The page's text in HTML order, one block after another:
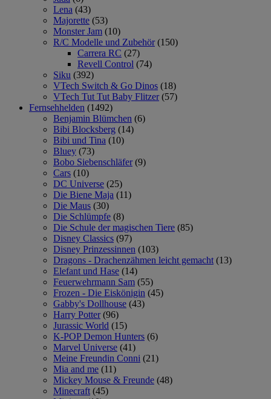
Lena (43)
Majorette (53)
Monster Jam (10)
R/C Modelle und Zubehör (150)
Carrera RC (27)
Revell Control (74)
Siku (392)
VTech Switch & Go Dinos (18)
VTech Tut Tut Baby Flitzer (57)
Fernsehhelden (1492)
Benjamin Blümchen (6)
Bibi Blocksberg (14)
Bibi und Tina (10)
Bluey (73)
Bobo Siebenschläfer (9)
Cars (10)
DC Universe (25)
Die Biene Maja (11)
Die Maus (30)
Die Schlümpfe (8)
Die Schule der magischen Tiere (85)
Disney Classics (97)
Disney Prinzessinnen (103)
Dragons - Drachenzähmen leicht gemacht (13)
Elefant und Hase (14)
Feuerwehrmann Sam (55)
Frozen - Die Eiskönigin (45)
Gabby's Dollhouse (43)
Harry Potter (96)
Jurassic World (15)
K-POP Demon Hunters (6)
Marvel Universe (41)
Meine Freundin Conni (21)
Mia and me (11)
Mickey Mouse & Freunde (48)
Minecraft (45)